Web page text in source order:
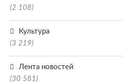
(2 108)
Культура
(3 219)
Лента новостей
(30 581)